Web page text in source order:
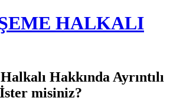
HALKALI
Hakkında Ayrıntılı
misiniz?